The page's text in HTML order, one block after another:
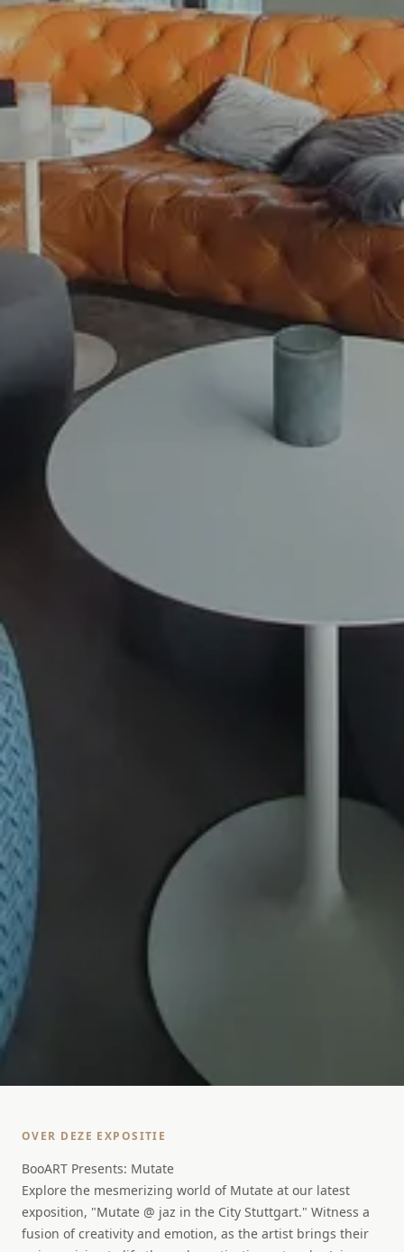
OVER DEZE EXPOSITIE
BooART Presents: Mutate
Explore the mesmerizing world of Mutate at our latest
exposition, "Mutate @ jaz in the City Stuttgart." Witness a
fusion of creativity and emotion, as the artist brings their